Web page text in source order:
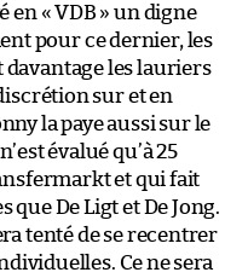
« VDB » un digne
pour ce dernier, les
les lauriers
sur et en
la paye aussi sur le
évalué qu’à 25
et qui fait
que De Ligt et De Jong.
tenté de se recentrer
Ce ne sera